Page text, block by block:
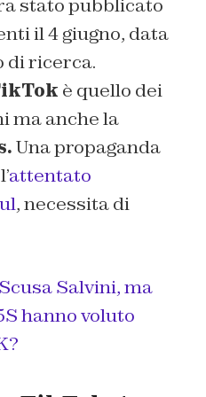
stato pubblicato
il 4 giugno, data
di ricerca.
è quello dei
ma anche la
Una propaganda
attentato
, necessita di
Scusa Salvini, ma
hanno voluto